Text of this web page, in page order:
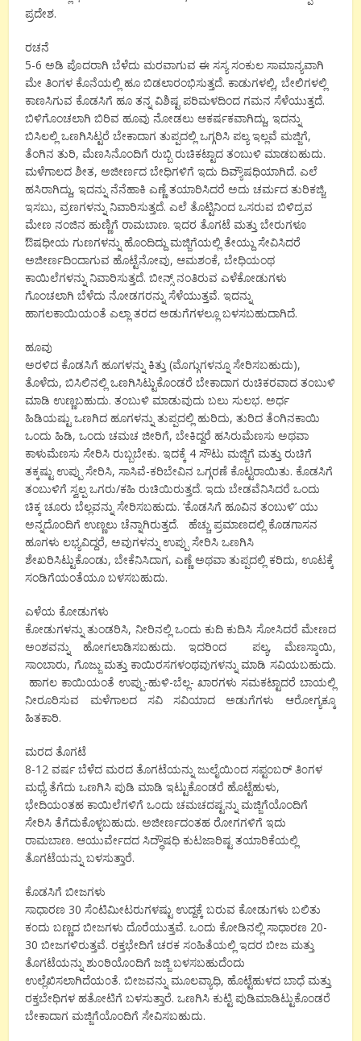
ಪ್ರದೇಶ.
ರಚನೆ
5-6 ಅಡಿ ಪೊದರಾಗಿ ಬೆಳೆದು ಮರವಾಗುವ ಈ ಸಸ್ಯ ಸಂಕುಲ ಸಾಮಾನ್ಯವಾಗಿ
ಮೇ ತಿಂಗಳ ಕೊನೆಯಲ್ಲಿ ಹೂ ಬಿಡಲಾರಂಭಿಸುತ್ತದೆ. ಕಾಡುಗಳಲ್ಲಿ, ಬೇಲಿಗಳಲ್ಲಿ
ಕಾಣಸಿಗುವ ಕೊಡಸಿಗೆ ಹೂ ತನ್ನ ವಿಶಿಷ್ಟ ಪರಿಮಳದಿಂದ ಗಮನ ಸೆಳೆಯುತ್ತದೆ.
ಬಿಳಿಗೊಂಚಲಾಗಿ ಬಿರಿವ ಹೂವು ನೋಡಲು ಆಕರ್ಷಕವಾಗಿದ್ದು, ಇದನ್ನು
ಬಿಸಿಲಲ್ಲಿ ಒಣಗಿಸಿಟ್ಟರೆ ಬೇಕಾದಾಗ ತುಪ್ಪದಲ್ಲಿ ಒಗ್ಗರಿಸಿ ಪಲ್ಯ ಇಲ್ಲವೆ ಮಜ್ಜಿಗೆ,
ತೆಂಗಿನ ತುರಿ, ಮೆಣಸಿನೊಂದಿಗೆ ರುಬ್ಬಿ ರುಚಿಕಟ್ಟಾದ ತಂಬುಳಿ ಮಾಡಬಹುದು.
ಮಳೆಗಾಲದ ಶೀತ, ಅಜೀರ್ಣದ ಬೇಧಿಗಳಿಗೆ ಇದು ದಿವ್ಯೌಷಧಿಯಾಗಿದೆ. ಎಲೆ
ಹಸಿರಾಗಿದ್ದು, ಇದನ್ನು ನೆನೆಹಾಕಿ ಎಣ್ಣೆ ತಯಾರಿಸಿದರೆ ಅದು ಚರ್ಮದ ತುರಿಕಜ್ಜಿ,
ಇಸಬು, ವ್ರಣಗಳನ್ನು ನಿವಾರಿಸುತ್ತದೆ. ಎಲೆ ತೊಟ್ಟಿನಿಂದ ಒಸರುವ ಬಿಳಿದ್ರವ
ಮೇಣ ನಂಜಿನ ಹುಣ್ಣಿಗೆ ರಾಮಬಾಣ. ಇದರ ತೊಗಟೆ ಮತ್ತು ಬೇರುಗಳೂ
ಔಷಧೀಯ ಗುಣಗಳನ್ನು ಹೊಂದಿದ್ದು ಮಜ್ಜಿಗೆಯಲ್ಲಿ ತೇಯ್ದು ಸೇವಿಸಿದರೆ
ಅಜೀರ್ಣದಿಂದಾಗುವ ಹೊಟ್ಟೆನೋವು, ಆಮಶಂಕೆ, ಬೇಧಿಯಂಥ
ಕಾಯಿಲೆಗಳನ್ನು ನಿವಾರಿಸುತ್ತದೆ. ಬೀನ್ಸ್ ನಂತಿರುವ ಎಳೆಕೋಡುಗಳು
ಗೊಂಚಲಾಗಿ ಬೆಳೆದು ನೋಡಗರನ್ನು ಸೆಳೆಯುತ್ತವೆ. ಇದನ್ನು
ಹಾಗಲಕಾಯಿಯಂತೆ ಎಲ್ಲಾ ತರದ ಅಡುಗೆಗಳಲ್ಲೂ ಬಳಸಬಹುದಾಗಿದೆ.
ಹೂವು
ಅರಳಿದ ಕೊಡಸಿಗೆ ಹೂಗಳನ್ನು ಕಿತ್ತು (ಮೊಗ್ಗುಗಳನ್ನೂ ಸೇರಿಸಬಹುದು),
ತೊಳೆದು, ಬಿಸಿಲಿನಲ್ಲಿ ಒಣಗಿಸಿಟ್ಟುಕೊಂಡರೆ ಬೇಕಾದಾಗ ರುಚಿಕರವಾದ ತಂಬುಳಿ
ಮಾಡಿ ಉಣ್ಣಬಹುದು. ತಂಬುಳಿ ಮಾಡುವುದು ಬಲು ಸುಲಭ. ಅರ್ಧ
ಹಿಡಿಯಷ್ಟು ಒಣಗಿದ ಹೂಗಳನ್ನು ತುಪ್ಪದಲ್ಲಿ ಹುರಿದು, ತುರಿದ ತೆಂಗಿನಕಾಯಿ
ಒಂದು ಹಿಡಿ, ಒಂದು ಚಮಚ ಜೀರಿಗೆ, ಬೇಕಿದ್ದರೆ ಹಸಿರುಮೆಣಸು ಅಥವಾ
ಕಾಳುಮೆಣಸು ಸೇರಿಸಿ ರುಬ್ಬಬೇಕು. ಇದಕ್ಕೆ 4 ಸೌಟು ಮಜ್ಜಿಗೆ ಮತ್ತು ರುಚಿಗೆ
ತಕ್ಕಷ್ಟು ಉಪ್ಪು ಸೇರಿಸಿ, ಸಾಸಿವೆ-ಕರಿಬೇವಿನ ಒಗ್ಗರಣೆ ಕೊಟ್ಟರಾಯಿತು. ಕೊಡಸಿಗೆ
ತಂಬುಳಿಗೆ ಸ್ವಲ್ಪ ಒಗರು/ಕಹಿ ರುಚಿಯಿರುತ್ತದೆ. ಇದು ಬೇಡವೆನಿಸಿದರೆ ಒಂದು
ಚಿಕ್ಕ ಚೂರು ಬೆಲ್ಲವನ್ನು ಸೇರಿಸಬಹುದು. ‘ಕೊಡಸಿಗೆ ಹೂವಿನ ತಂಬುಳಿ’ ಯು
ಅನ್ನದೊಂದಿಗೆ ಉಣ್ಣಲು ಚೆನ್ನಾಗಿರುತ್ತದೆ. ಹೆಚ್ಚು ಪ್ರಮಾಣದಲ್ಲಿ ಕೊಡಗಾಸನ
ಹೂಗಳು ಲಭ್ಯವಿದ್ದರೆ, ಅವುಗಳನ್ನು ಉಪ್ಪು ಸೇರಿಸಿ ಒಣಗಿಸಿ
ಶೇಖರಿಸಿಟ್ಟುಕೊಂಡು, ಬೇಕೆನಿಸಿದಾಗ, ಎಣ್ಣೆ ಅಥವಾ ತುಪ್ಪದಲ್ಲಿ ಕರಿದು, ಊಟಕ್ಕೆ
ಸಂಡಿಗೆಯಂತೆಯೂ ಬಳಸಬಹುದು.
ಎಳೆಯ ಕೋಡುಗಳು
ಕೋಡುಗಳನ್ನು ತುಂಡರಿಸಿ, ನೀರಿನಲ್ಲಿ ಒಂದು ಕುದಿ ಕುದಿಸಿ ಸೋಸಿದರೆ ಮೇಣದ
ಅಂಶವನ್ನು ಹೋಗಲಾಡಿಸಬಹುದು. ಇದರಿಂದ ಪಲ್ಯ, ಮೆಣಸ್ಕಾಯಿ,
ಸಾಂಬಾರು, ಗೊಜ್ಜು ಮತ್ತು ಕಾಯಿರಸಗಳಂಥವುಗಳನ್ನು ಮಾಡಿ ಸವಿಯಬಹುದು.
ಹಾಗಲ ಕಾಯಿಯಂತೆ ಉಪ್ಪು-ಹುಳಿ-ಬೆಲ್ಲ- ಖಾರಗಳು ಸಮಕಟ್ಟಾದರೆ ಬಾಯಲ್ಲಿ
ನೀರೂರಿಸುವ ಮಳೆಗಾಲದ ಸವಿ ಸವಿಯಾದ ಅಡುಗೆಗಳು ಆರೋಗ್ಯಕ್ಕೂ
ಹಿತಕಾರಿ.
ಮರದ ತೊಗಟೆ
8-12 ವರ್ಷ ಬೆಳೆದ ಮರದ ತೊಗಟೆಯನ್ನು ಜುಲೈಯಿ೦ದ ಸಪ್ಟಂಬರ್ ತಿ೦ಗಳ
ಮಧ್ಯೆ ತೆಗೆದು ಒಣಗಿಸಿ ಪುಡಿ ಮಾಡಿ ಇಟ್ಟುಕೊ೦ಡರೆ ಹೊಟ್ಟೆಹುಳು,
ಭೇದಿಯ೦ತಹ ಕಾಯಿಲೆಗಳಿಗೆ ಒ೦ದು ಚಮಚದಷ್ಟನ್ನು ಮಜ್ಜಿಗೆಯೊಂದಿಗೆ
ಸೇರಿಸಿ ತೆಗೆದುಕೊಳ್ಳಬಹುದು. ಅಜೀರ್ಣದ೦ತಹ ರೋಗಗಳಿಗೆ ಇದು
ರಾಮಬಾಣ. ಆಯುರ್ವೇದದ ಸಿದ್ಧೌಷಧಿ ಕುಟಜಾರಿಷ್ಟ ತಯಾರಿಕೆಯಲ್ಲಿ
ತೊಗಟೆಯನ್ನು ಬಳಸುತ್ತಾರೆ.
ಕೊಡಸಿಗೆ ಬೀಜಗಳು
ಸಾಧಾರಣ 30 ಸೆ೦ಟಿಮೀಟರುಗಳಷ್ಟು ಉದ್ದಕ್ಕೆ ಬರುವ ಕೋಡುಗಳು ಬಲಿತು
ಕ೦ದು ಬಣ್ಣದ ಬೀಜಗಳು ದೊರೆಯುತ್ತವೆ. ಒ೦ದು ಕೋಡಿನಲ್ಲಿ ಸಾಧಾರಣ 20-
30 ಬೀಜಗಳಿರುತ್ತವೆ. ರಕ್ತಭೇದಿಗೆ ಚರಕ ಸ೦ಹಿತೆಯಲ್ಲಿ ಇದರ ಬೀಜ ಮತ್ತು
ತೊಗಟೆಯನ್ನು ಶು೦ಠಿಯೊ೦ದಿಗೆ ಜಜ್ಜಿ ಬಳಸಬಹುದೆ೦ದು
ಉಲ್ಲೆಖಿಸಲಾಗಿದೆಯ೦ತೆ. ಬೀಜವನ್ನು ಮೂಲವ್ಯಾಧಿ, ಹೊಟ್ಟೆಹುಳದ ಬಾಧೆ ಮತ್ತು
ರಕ್ತಬೇಧಿಗಳ ಹತೋಟಿಗೆ ಬಳಸುತ್ತಾರೆ. ಒಣಗಿಸಿ ಕುಟ್ಟಿ ಪುಡಿಮಾಡಿಟ್ಟುಕೊಂಡರೆ
ಬೇಕಾದಾಗ ಮಜ್ಜಿಗೆಯೊಂದಿಗೆ ಸೇವಿಸಬಹುದು.